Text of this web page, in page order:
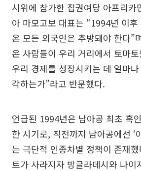
시위에 참가한 집권여당 아프리카
아 마모고보 대표는 “1994년 이후
온 모든 외국인은 추방돼야 한다”
온 사람들이 우리 거리에서 토마
우리 경제를 성장시키는 데 얼마
각하는가”라고 반문했다.
언급된 1994년은 남아공 최초 흑
한 시기로, 직전까지 남아공에선 ‘
는 극단적 인종차별 정책이 존재
트가 사라지자 방글라데시와 나이